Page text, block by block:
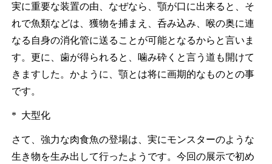
実に重要な装置の由、なぜなら、顎が口に出来ると、そ
れで魚類などは、獲物を捕まえ、呑み込み、喉の奥に連
なる自身の消化管に送ることが可能となるからと言いま
す。更に、歯が得られると、噛み砕くと言う道も開けて
きますした。かように、顎とは将に画期的なものとの事
です。
* 大型化
さて、強力な肉食魚の登場は、実にモンスターのような
生き物を生み出して行ったようです。今回の展示で初め